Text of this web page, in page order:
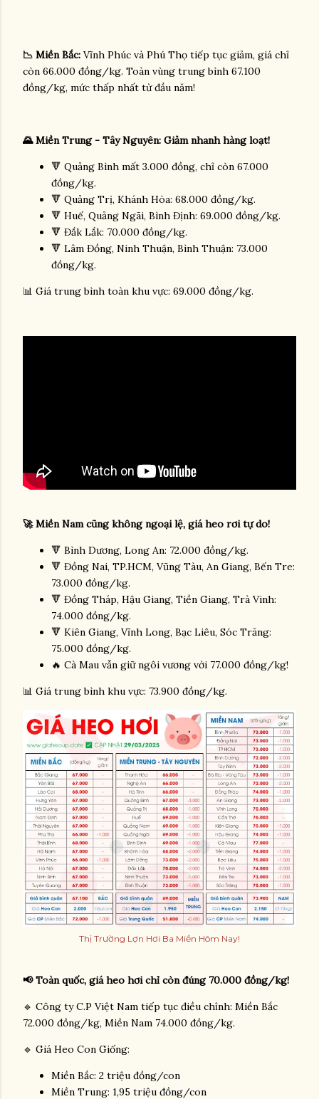
📉 Miền Bắc: Vĩnh Phúc và Phú Thọ tiếp tục giảm, giá chỉ
còn 66.000 đồng/kg. Toàn vùng trung bình 67.100
đồng/kg, mức thấp nhất từ đầu năm!
🌄 Miền Trung - Tây Nguyên: Giảm nhanh hàng loạt!
🔻 Quảng Bình mất 3.000 đồng, chỉ còn 67.000
đồng/kg.
🔻 Quảng Trị, Khánh Hòa: 68.000 đồng/kg.
🔻 Huế, Quảng Ngãi, Bình Định: 69.000 đồng/kg.
🔻 Đắk Lắk: 70.000 đồng/kg.
🔻 Lâm Đồng, Ninh Thuận, Bình Thuận: 73.000
đồng/kg.
📊 Giá trung bình toàn khu vực: 69.000 đồng/kg.
🚀 Miền Nam cũng không ngoại lệ, giá heo rơi tự do!
🔻 Bình Dương, Long An: 72.000 đồng/kg.
🔻 Đồng Nai, TP.HCM, Vũng Tàu, An Giang, Bến Tre:
73.000 đồng/kg.
🔻 Đồng Tháp, Hậu Giang, Tiền Giang, Trà Vinh:
74.000 đồng/kg.
🔻 Kiên Giang, Vĩnh Long, Bạc Liêu, Sóc Trăng:
75.000 đồng/kg.
🔥 Cà Mau vẫn giữ ngôi vương với 77.000 đồng/kg!
📊 Giá trung bình khu vực: 73.900 đồng/kg.
Thị Trường Lợn Hơi Ba Miền Hôm Nay!
📢 Toàn quốc, giá heo hơi chỉ còn đúng 70.000 đồng/kg!
🔹 Công ty C.P Việt Nam tiếp tục điều chỉnh: Miền Bắc
72.000 đồng/kg, Miền Nam 74.000 đồng/kg.
🔹 Giá Heo Con Giống:
Miền Bắc: 2 triệu đồng/con
Miền Trung: 1,95 triệu đồng/con